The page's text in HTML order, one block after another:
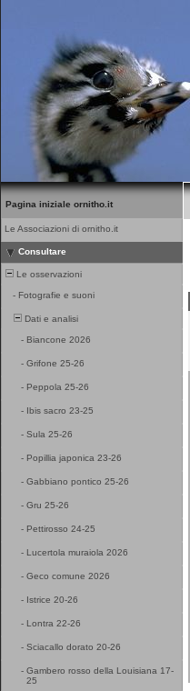
Pagina iniziale ornitho.it
Le Associazioni di ornitho.it
Consultare
Le osservazioni
- Fotografie e suoni
Dati e analisi
- Biancone 2026
- Grifone 25-26
- Peppola 25-26
- Ibis sacro 23-25
- Sula 25-26
- Popillia japonica 23-26
- Gabbiano pontico 25-26
- Gru 25-26
- Pettirosso 24-25
- Lucertola muraiola 2026
- Geco comune 2026
- Istrice 20-26
- Lontra 22-26
- Sciacallo dorato 20-26
- Gambero rosso della Louisiana 17-
25